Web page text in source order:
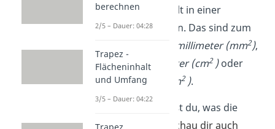
Oberflächeninhalt in einer
Flächeneinheit
an. Das sind zum
Quadratmillimeter (mm2),
Quadratzentimeter (cm2 )oder
Quadratmeter (m2 ).
Klasse! Jetzt weißt du, was die
Oberfläche ist.
Schau dir auch
berechnen
2/5 – Dauer: 04:28
Trapez -
Flächeninhalt
und Umfang
3/5 – Dauer: 04:22